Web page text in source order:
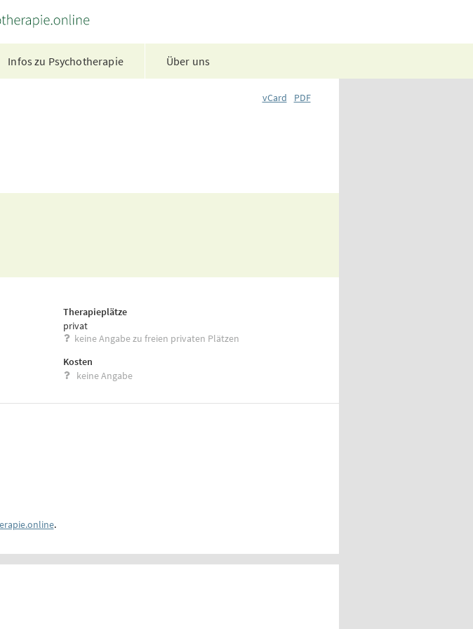
Infos zu Psychotherapie Über uns
vCard PDF
Therapieplätze
privat
keine Angabe zu freien privaten Plätzen
Kosten
keine Angabe
.